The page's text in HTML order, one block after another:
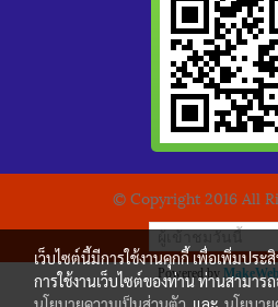
© Copyright 2016 All
Powered by
เว็บไซต์นี้มีการใช้งานคุกกี้ เพื่อเพิ่มปร
การใช้งานเว็บไซต์ของท่าน ท่านสามาร